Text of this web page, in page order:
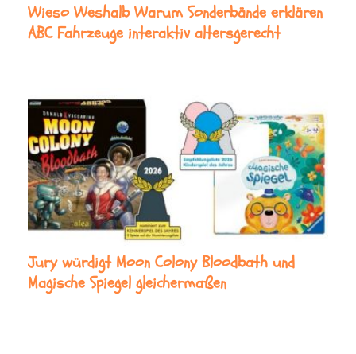
Wieso Weshalb Warum Sonderbände erklären
ABC Fahrzeuge interaktiv altersgerecht
Jury würdigt Moon Colony Bloodbath und
Magische Spiegel gleichermaßen